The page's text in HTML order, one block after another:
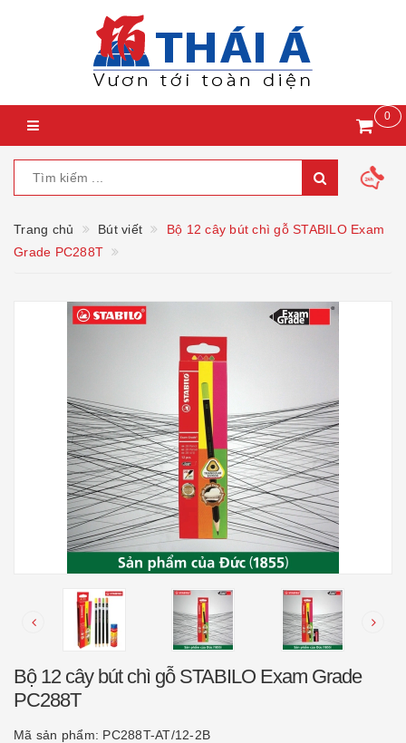
0
Trang chủ Bút viết
Bộ 12 cây bút chì gỗ STABILO Exam
Grade PC288T
Bộ 12 cây bút chì gỗ STABILO Exam Grade
PC288T
Mã sản phẩm: PC288T-AT/12-2B